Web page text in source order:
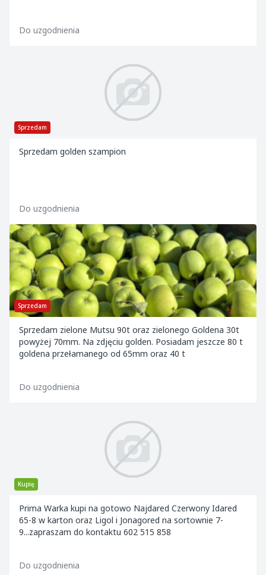
Do uzgodnienia
Sprzedam
Sprzedam golden szampion
Do uzgodnienia
Sprzedam
Sprzedam zielone Mutsu 90t oraz zielonego Goldena 30t
powyżej 70mm. Na zdjęciu golden. Posiadam jeszcze 80 t
goldena przełamanego od 65mm oraz 40 t
Do uzgodnienia
Kupię
Prima Warka kupi na gotowo Najdared Czerwony Idared
65-8 w karton oraz Ligol i Jonagored na sortownie 7-
9...zapraszam do kontaktu 602 515 858
Do uzgodnienia